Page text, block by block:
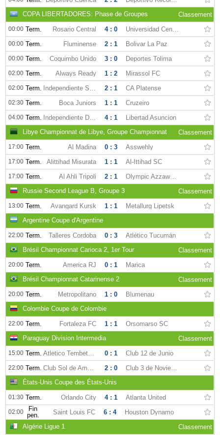
COPA LIBERTADORES: Phase de Groupes
Classement
00:00 Term. Rosario Central 4 : 0 Universidad Central FC
00:00 Term. Fluminense 2 : 1 Bolivar La Paz
00:00 Term. Coquimbo Unido 3 : 0 Deportes Tolima
02:00 Term. Always Ready 1 : 2 Mirassol FC
02:00 Term. Independiente Santa Fe 2 : 1 CA Platense
02:30 Term. Boca Juniors 1 : 1 Cruzeiro
04:00 Term. Independiente Del Valle 4 : 1
Libertad Asuncion
Libye Championnat de Libye, Groupe Championnat
Classement
17:00 Term. Al Madina 0 : 3 Asswehly
17:00 Term. Alittihad Misurata 1 : 1 Al-Ittihad SC
17:00 Term. Al Ahli Tripoli 2 : 1
Olympic Azzaweya
Russie Second League B, Groupe 3
Classement
13:00 Term. Avangard Kursk 1 : 1
Metallurg Lipetsk
Argentine Coupe d'Argentine
22:00 Term. Talleres Cordoba 0 : 3
Atlético Tucumán
Brésil Championnat Carioca 2, 1er Tour
Classement
20:00 Term. America RJ 0 : 1
Marica
Brésil Championnat Catarinense 2
Classement
20:00 Term. Metropolitano 1 : 0
Blumenau
Colombie Coupe de Colombie
22:00 Term. Fortaleza FC 1 : 1
Orsomarso SC
Paraguay Division Intermedia
Classement
15:00 Term. Atletico Tembetary 0 : 1 Club 12 de Junio
22:00 Term. Club Sol de América 2 : 0
Club 3 de Noviembre
États-Unis Coupe des États-Unis
01:30 Term. Orlando City 4 : 1 Atlanta United
02:00
Fin
pen.
Saint Louis FC 6 : 4
Houston Dynamo
Algérie Ligue 1
Classement